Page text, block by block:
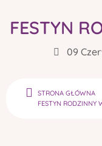
FESTYN
09
STRONA GŁÓWNA
FESTYN RODZINNY